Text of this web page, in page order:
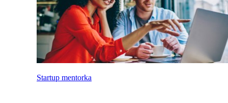
Startup mentorka